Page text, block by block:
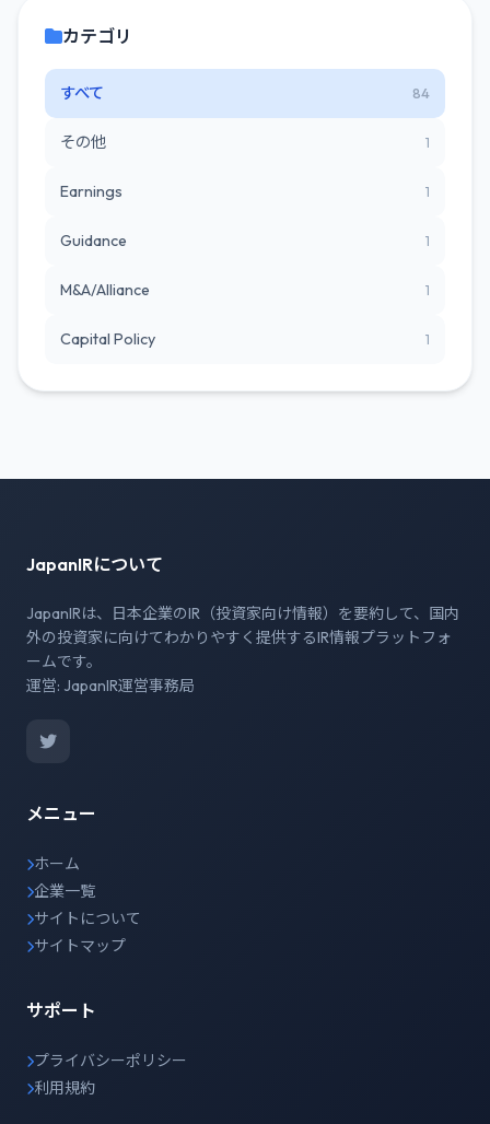
カテゴリ
すべて 84
その他 1
Earnings 1
Guidance 1
M&A/Alliance 1
Capital Policy 1
JapanIRについて
JapanIRは、日本企業のIR（投資家向け情報）を要約して、国内
外の投資家に向けてわかりやすく提供するIR情報プラットフォ
ームです。
運営: JapanIR運営事務局
メニュー
ホーム
企業一覧
サイトについて
サイトマップ
サポート
プライバシーポリシー
利用規約